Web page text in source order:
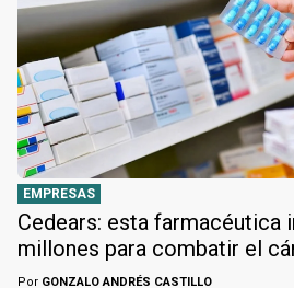
EMPRESAS
Cedears: esta farmacéutica
millones para combatir el
Por GONZALO ANDRÉS CASTILLO